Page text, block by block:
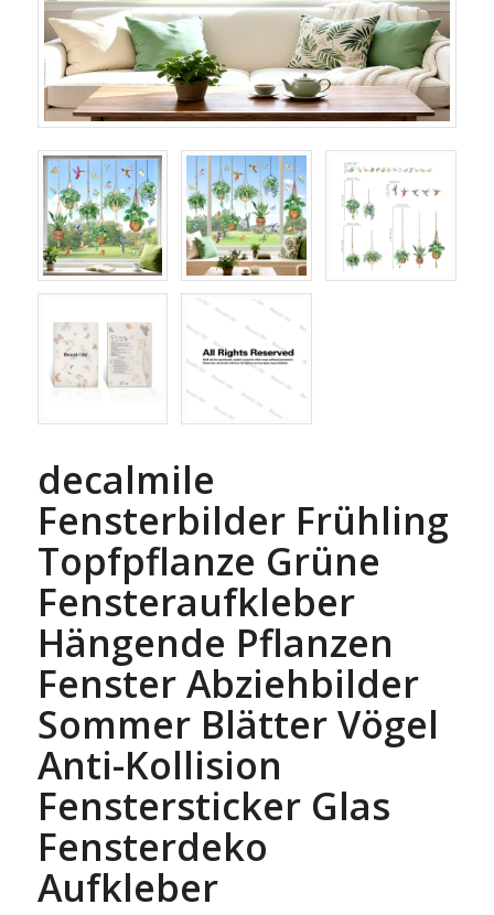
decalmile
Fensterbilder Frühling
Topfpflanze Grüne
Fensteraufkleber
Hängende Pflanzen
Fenster Abziehbilder
Sommer Blätter Vögel
Anti-Kollision
Fenstersticker Glas
Fensterdeko
Aufkleber